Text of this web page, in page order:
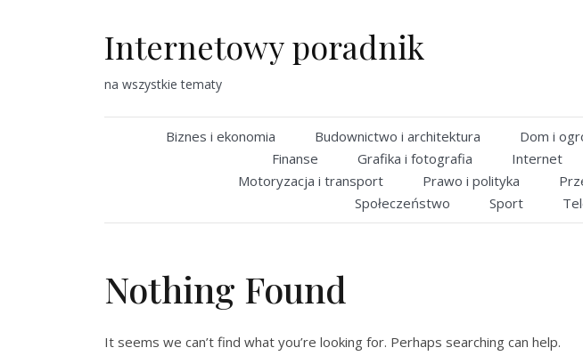
Internetowy poradnik
na wszystkie tematy
Biznes i ekonomia Budownictwo i architektura Dom i
Finanse
Grafika i fotografia Internet
Motoryzacja i transport
Prawo i polityka
Społeczeństwo
Sport
Nothing Found
It seems we can’t find what you’re looking for. Perhaps searching can help.